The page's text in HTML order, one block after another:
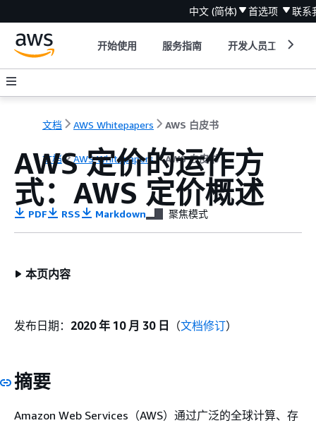
中文 (简体) 首选项 联系
开始使用 服务指南 开发人员工具
文档 AWS Whitepapers AWS 白皮书
文档 AWS Whitepapers AWS 白皮书
AWS 定价的运作方
式：AWS 定价概述
PDF RSS Markdown 聚焦模式
本页内容
发布日期： 2020 年 10 月 30 日 （文档修订）
摘要
Amazon Web Services（AWS）通过广泛的全球计算、存